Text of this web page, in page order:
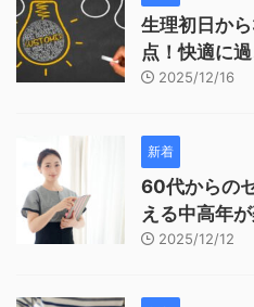
生理初日か
点！快適に
2025/12/16
新着
60代からの
える中高年
2025/12/12